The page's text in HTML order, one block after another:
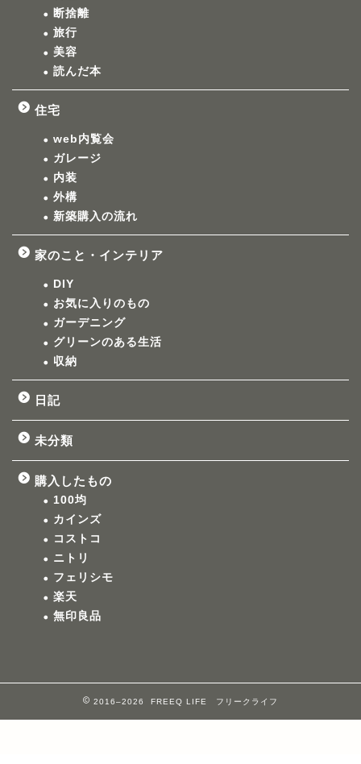
断捨離
旅行
美容
読んだ本
住宅
web内覧会
ガレージ
内装
外構
新築購入の流れ
家のこと・インテリア
DIY
お気に入りのもの
ガーデニング
グリーンのある生活
収納
日記
未分類
購入したもの
100均
カインズ
コストコ
ニトリ
フェリシモ
楽天
無印良品
2016–2026 FREEQ LIFE フリークライフ